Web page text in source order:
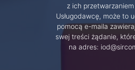
z ich
Usługodawcę, może to
pomocą e-maila
swej treści żądanie,
na adres: